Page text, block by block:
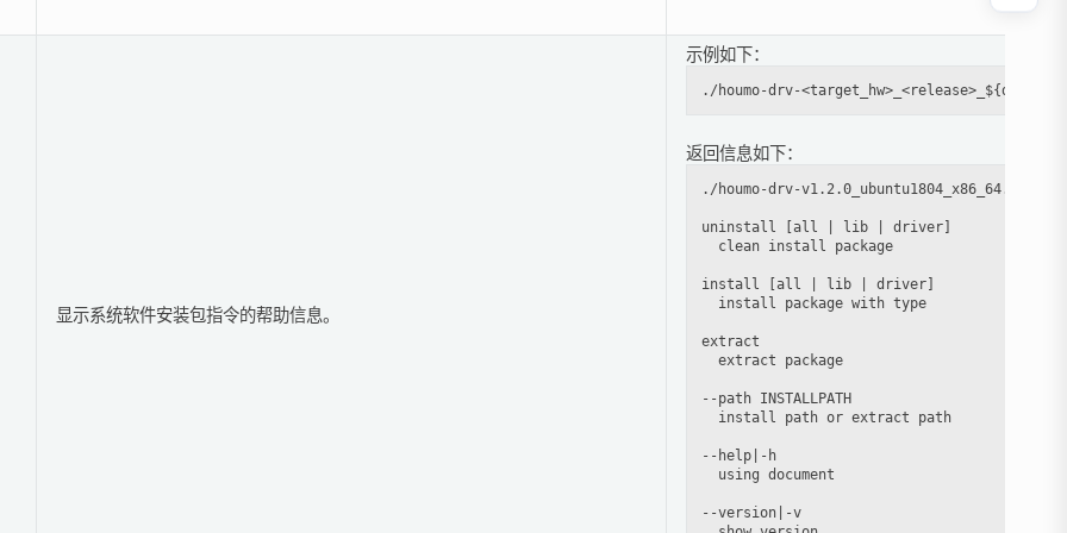
显示系统软件安装包指令的帮助信息。
示例如下：
返回信息如下：
./houmo-drv-
uninstall [all | lib | driver]
  clean install package
install [all | lib | driver]
  install package with type
extract
  extract package
--path INSTALLPATH
  install path or extract path
--help|-h
  using document
--version|-v